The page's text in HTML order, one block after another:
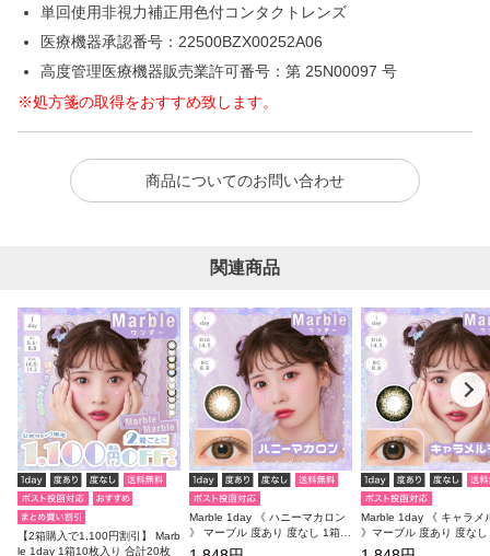
単回使用非視力補正用色付コンタクトレンズ
医療機器承認番号：22500BZX00252A06
高度管理医療機器販売業許可番号：第 25N00097 号
※処方箋の取得をおすすめ致します。
商品についてのお問い合わせ
関連商品
【2箱購入で1,100円割引】 Marb
le 1day 1箱10枚入り 合計20枚
Marble 1day 《 ハニーマカロン
》 マーブル 度あり 度なし 1箱1
0枚入り
Marble 1day 《 キャラメ
》マーブル 度あり 度な
枚入り